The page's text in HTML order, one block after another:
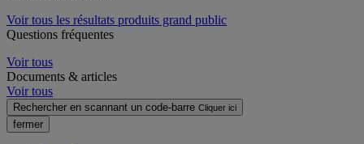
Voir tous les résultats produits grand public
Questions fréquentes
Voir tous
Documents & articles
Voir tous
Rechercher en scannant un code-barre Cliquer ici
fermer